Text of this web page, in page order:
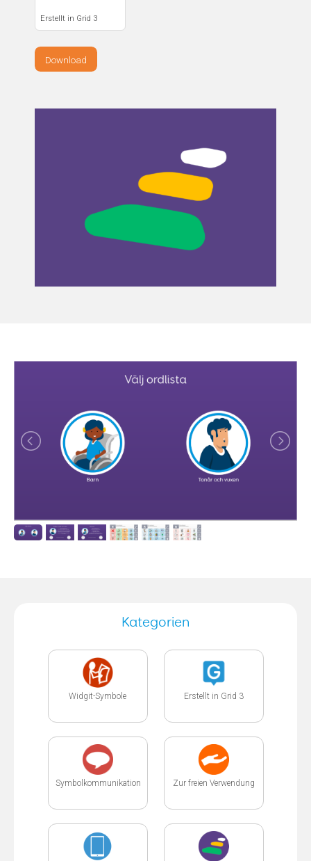
Erstellt in Grid 3
Download
Kategorien
Widgit-Symbole Erstellt in Grid 3
Symbolkommunikation Zur freien Verwendung